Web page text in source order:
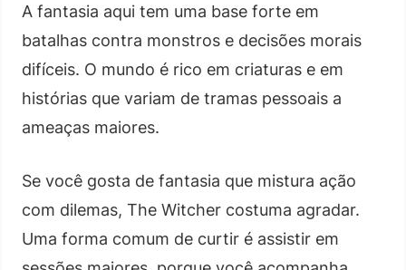
A fantasia aqui tem uma base forte em
batalhas contra monstros e decisões morais
difíceis. O mundo é rico em criaturas e em
histórias que variam de tramas pessoais a
ameaças maiores.
Se você gosta de fantasia que mistura ação
com dilemas, The Witcher costuma agradar.
Uma forma comum de curtir é assistir em